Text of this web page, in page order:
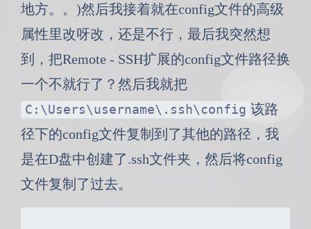
地方。。)然后我接着就在config文件的高级
属性里改呀改，还是不行，最后我突然想
到，把Remote - SSH扩展的config文件路径换
一个不就行了？然后我就把
C:\Users\username\.ssh\config 该路
径下的config文件复制到了其他的路径，我
是在D盘中创建了.ssh文件夹，然后将config
文件复制了过去。